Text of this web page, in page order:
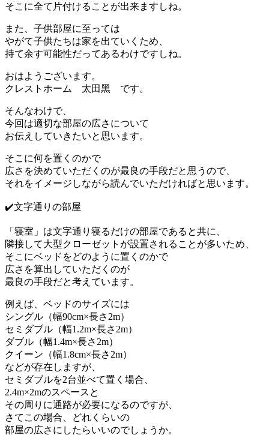
そこに全て片付けることが出来ますしね。
また、子供部屋に至っては
やがて子供たちは家を出ていくため、
持て余す可能性だってあるわけですしね。
おはようございます。
クレストホーム 太田黑 です。
そんなわけで、
今回は適切な部屋の広さについて
お伝えしていきたいと思います。
そこに何を置くのかで
広さを決めていただくのが最良の手段だと思うので、
それをイメージしながら読んでいただければと思います。
✔️文字通りの部屋
「寝室」は文字通り寝るだけの部屋であると共に、
隣接して大型クローゼットが設置されることが多いため、
そこにベッドをどのように置くのかで
広さを算出していただくのが
最良の手段だと考えています。
例えば、ベッドのサイズには
シングル（幅90cm×長さ2m）
セミダブル（幅1.2m×長さ2m）
ダブル（幅1.4m×長さ2m）
クイーン（幅1.8cm×長さ2m）
などが存在しますが、
セミダブルを2台並べて置く場合、
2.4m×2mのスペースと
その周りに通路が必要になるのですが、
さてこの場合、どれくらいの
部屋の広さにしたらいいのでしょうか。